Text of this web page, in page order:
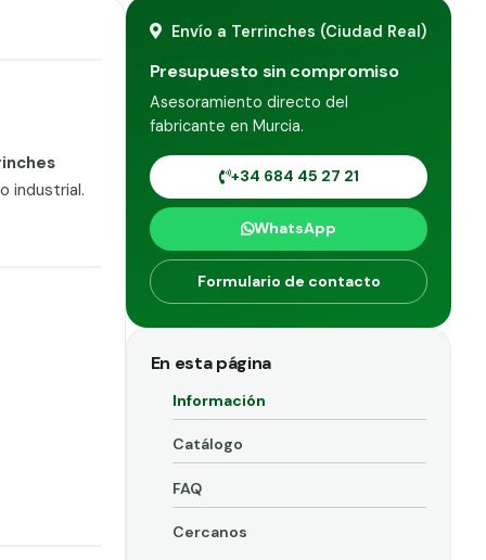
industrial.
Envío a Terrinches (Ciudad Real)
Presupuesto sin compromiso
Asesoramiento directo del
fabricante en Murcia.
+34 684 45 27 21
WhatsApp
Formulario de contacto
En esta página
Información
Catálogo
FAQ
Cercanos